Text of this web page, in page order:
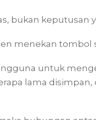
bukan keputusan
menekan tombol
untuk
lama disimpan,